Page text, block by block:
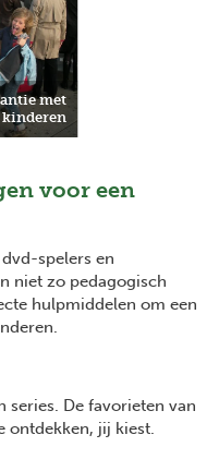
met
kinderen
voor een
spelers en
niet zo pedagogisch
hulpmiddelen om een
series. De favorieten van
ontdekken, jij kiest.